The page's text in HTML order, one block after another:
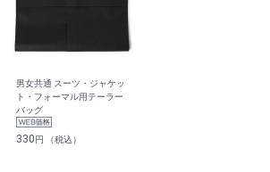
男女共通 スーツ・ジャケッ
ト・フォーマル用テーラー
バッグ
330円 （税込）